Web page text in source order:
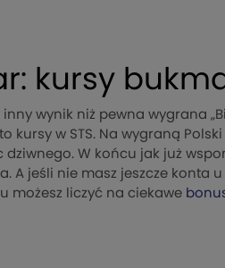
kursy
inny wynik niż pewna wygrana
kursy w STS. Na wygraną
dziwnego. W końcu jak już
A jeśli nie masz jeszcze konta
możesz liczyć na ciekawe